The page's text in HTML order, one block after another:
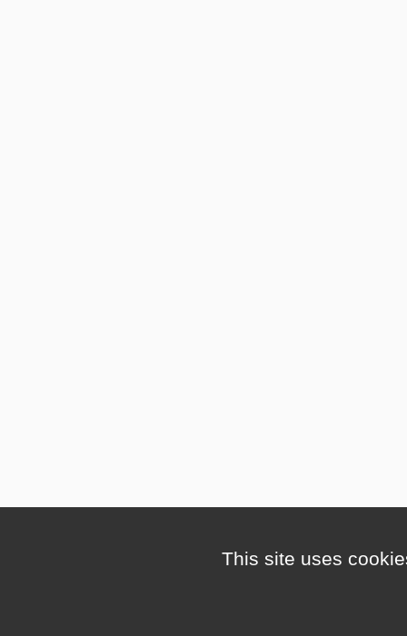
This site uses